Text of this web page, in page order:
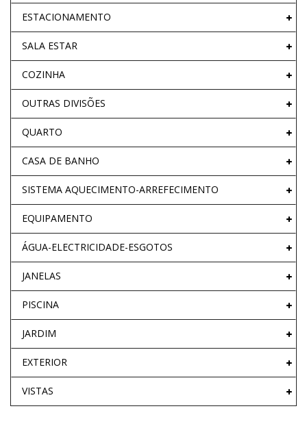
ESTACIONAMENTO
SALA ESTAR
COZINHA
OUTRAS DIVISÕES
QUARTO
CASA DE BANHO
SISTEMA AQUECIMENTO-ARREFECIMENTO
EQUIPAMENTO
ÁGUA-ELECTRICIDADE-ESGOTOS
JANELAS
PISCINA
JARDIM
EXTERIOR
VISTAS